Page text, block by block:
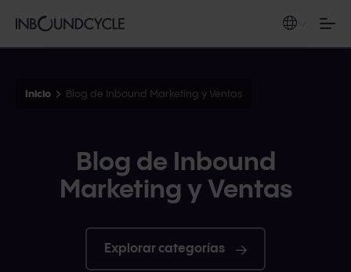
Inicio Blog de Inbound Marketing y Ventas
Blog de Inbound
Marketing y Ventas
Explorar categorías